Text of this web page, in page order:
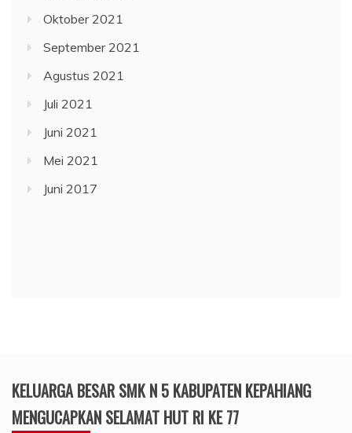
Oktober 2021
September 2021
Agustus 2021
Juli 2021
Juni 2021
Mei 2021
Juni 2017
KELUARGA BESAR SMK N 5 KABUPATEN KEPAHIANG
MENGUCAPKAN SELAMAT HUT RI KE 77